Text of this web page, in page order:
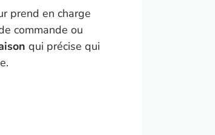
prend en charge
commande ou
qui précise qui